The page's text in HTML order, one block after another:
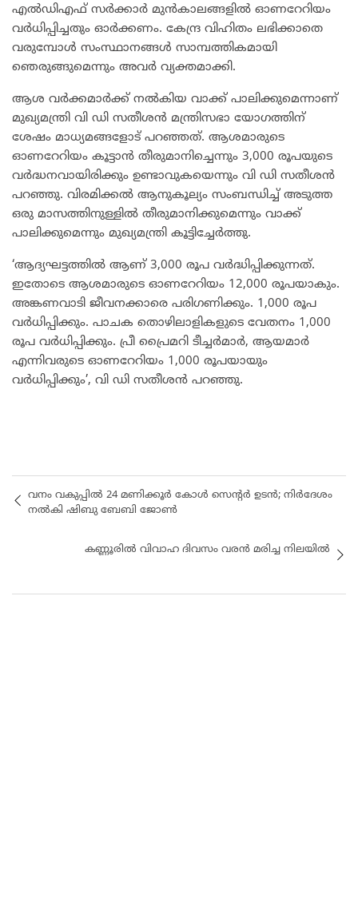
എൽഡിഎഫ് സർക്കാർ മുൻകാലങ്ങളിൽ ഓണറേറിയം
വർധിപ്പിച്ചതും ഓർക്കണം. കേന്ദ്ര വിഹിതം ലഭിക്കാതെ
വരുമ്പോൾ സംസ്ഥാനങ്ങൾ സാമ്പത്തികമായി
ഞെരുങ്ങുമെന്നും അവർ വ്യക്തമാക്കി.
ആശ വർക്കമാർക്ക് നൽകിയ വാക്ക് പാലിക്കുമെന്നാണ്
മുഖ്യമന്ത്രി വി ഡി സതീശൻ മന്ത്രിസഭാ യോഗത്തിന്
ശേഷം മാധ്യമങ്ങളോട് പറഞ്ഞത്. ആശമാരുടെ
ഓണറേറിയം കൂട്ടാൻ തീരുമാനിച്ചെന്നും 3,000 രൂപയുടെ
വർദ്ധനവായിരിക്കും ഉണ്ടാവുകയെന്നും വി ഡി സതീശൻ
പറഞ്ഞു. വിരമിക്കൽ ആനുകൂല്യം സംബന്ധിച്ച് അടുത്ത
ഒരു മാസത്തിനുള്ളിൽ തീരുമാനിക്കുമെന്നും വാക്ക്
പാലിക്കുമെന്നും മുഖ്യമന്ത്രി കൂട്ടിച്ചേർത്തു.
‘ആദ്യഘട്ടത്തിൽ ആണ് 3,000 രൂപ വർദ്ധിപ്പിക്കുന്നത്.
ഇതോടെ ആശമാരുടെ ഓണറേറിയം 12,000 രൂപയാകും.
അങ്കണവാടി ജീവനക്കാരെ പരിഗണിക്കും. 1,000 രൂപ
വർധിപ്പിക്കും. പാചക തൊഴിലാളികളുടെ വേതനം 1,000
രൂപ വർധിപ്പിക്കും. പ്രീ പ്രൈമറി ടീച്ചർമാർ, ആയമാർ
എന്നിവരുടെ ഓണറേറിയം 1,000 രൂപയായും
വർധിപ്പിക്കും’, വി ഡി സതീശൻ പറഞ്ഞു.
വനം വകുപ്പിൽ 24 മണിക്കൂർ കോൾ സെന്റർ ഉടൻ; നിർദേശം
നൽകി ഷിബു ബേബി ജോൺ
കണ്ണൂരിൽ വിവാഹ ദിവസം വരൻ മരിച്ച നിലയിൽ